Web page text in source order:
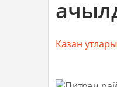
Казан